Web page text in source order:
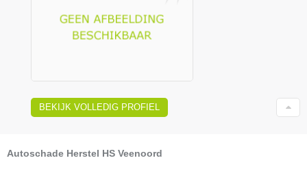
BEKIJK VOLLEDIG PROFIEL
Autoschade Herstel HS Veenoord